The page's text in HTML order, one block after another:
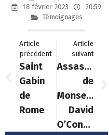
18 février 2023
20:59
Témoignages
Article
précédent
Saint
Gabin
de
Rome
Article
suivant
Assassinat
de
Monseigneur
David
O’Connell